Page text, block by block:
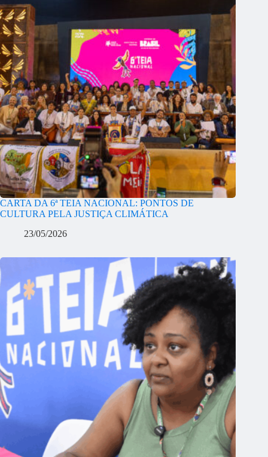
CARTA DA 6ª TEIA NACIONAL: PONTOS DE
CULTURA PELA JUSTIÇA CLIMÁTICA
23/05/2026